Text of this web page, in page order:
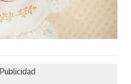
Publicidad